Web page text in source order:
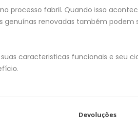
fabril. Quando isso
renovadas também
caracteristicas funcionais e seu
Devoluções